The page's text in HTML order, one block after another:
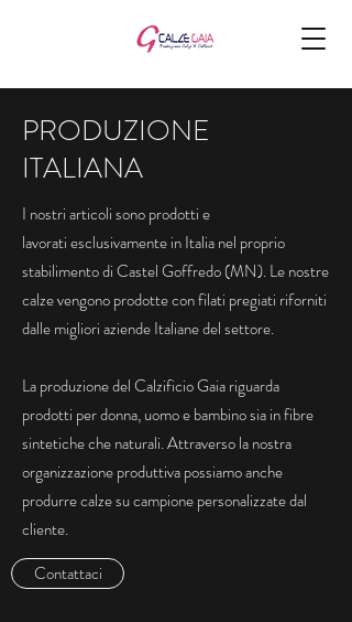
PRODUZIONE
ITALIANA
I nostri articoli sono prodotti e
lavorati esclusivamente in Italia nel proprio
stabilimento di Castel Goffredo (MN). Le nostre
calze vengono prodotte con filati pregiati riforniti
dalle migliori aziende Italiane del settore.
La produzione del Calzificio Gaia riguarda
prodotti per donna, uomo e bambino sia in fibre
sintetiche che naturali. Attraverso la nostra
organizzazione produttiva possiamo anche
produrre calze su campione personalizzate dal
cliente.
Contattaci